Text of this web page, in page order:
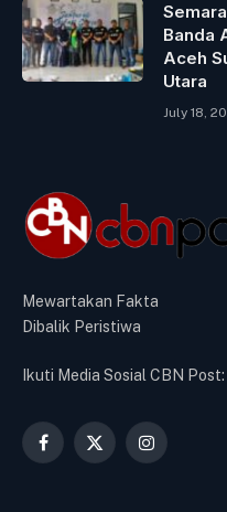
Banda
Aceh
Utara
July 18,
Mewartakan Fakta
Dibalik Peristiwa
Ikuti Media Sosial CBN Post:
Facebook
X
Instagram